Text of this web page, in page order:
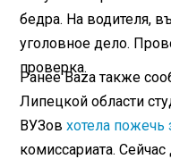
бедра. На водителя,
уголовное дело.
проверка.
Ранее Baza также
Липецкой области
ВУЗовхотела пожечь
комиссариата.